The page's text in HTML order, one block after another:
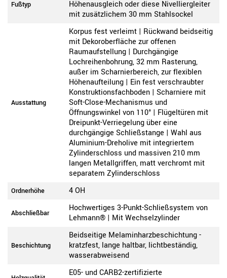
Fußtyp
Höhenausgleich oder diese Nivelliergleiter
mit zusätzlichem 30 mm Stahlsockel
Ausstattung
Korpus fest verleimt | Rückwand beidseitig
mit Dekoroberfläche zur offenen
Raumaufstellung | Durchgängige
Lochreihenbohrung, 32 mm Rasterung,
außer im Scharnierbereich, zur flexiblen
Höhenaufteilung | Ein fest verschraubter
Konstruktionsfachboden | Scharniere mit
Soft-Close-Mechanismus und
Öffnungswinkel von 110° | Flügeltüren mit
Dreipunkt-Verriegelung über eine
durchgängige Schließstange | Wahl aus
Aluminium-Dreholive mit integriertem
Zylinderschloss und massiven 210 mm
langen Metallgriffen, matt verchromt mit
separatem Zylinderschloss
Ordnerhöhe 4 OH
Abschließbar
Hochwertiges 3-Punkt-Schließsystem von
Lehmann® | Mit Wechselzylinder
Beschichtung
Beidseitige Melaminharzbeschichtung -
kratzfest, lange haltbar, lichtbeständig,
wasserabweisend
E05- und CARB2-zertifizierte